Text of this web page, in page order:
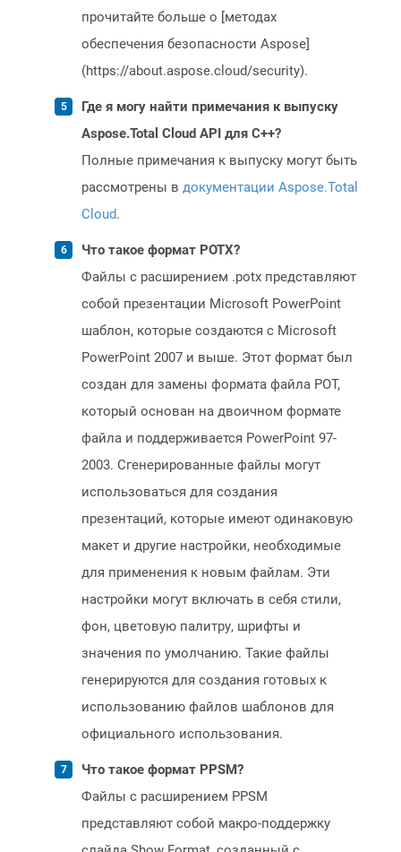
прочитайте больше о [методах
обеспечения безопасности Aspose]
(https://about.aspose.cloud/security).
Где я могу найти примечания к выпуску
Aspose.Total Cloud API для C++?
Полные примечания к выпуску могут быть
рассмотрены в документации Aspose.Total
Cloud.
Что такое формат POTX?
Файлы с расширением .potx представляют
собой презентации Microsoft PowerPoint
шаблон, которые создаются с Microsoft
PowerPoint 2007 и выше. Этот формат был
создан для замены формата файла POT,
который основан на двоичном формате
файла и поддерживается PowerPoint 97-
2003. Сгенерированные файлы могут
использоваться для создания
презентаций, которые имеют одинаковую
макет и другие настройки, необходимые
для применения к новым файлам. Эти
настройки могут включать в себя стили,
фон, цветовую палитру, шрифты и
значения по умолчанию. Такие файлы
генерируются для создания готовых к
использованию файлов шаблонов для
официального использования.
Что такое формат PPSM?
Файлы с расширением PPSM
представляют собой макро-поддержку